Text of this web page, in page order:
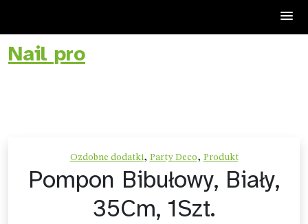
Skip
toNail pro
Ozdobne dodatki, Party Deco, Produkt
Pompon Bibułowy, Biały,
35Cm, 1Szt.